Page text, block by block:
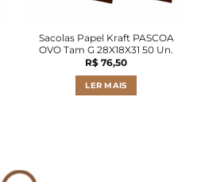
Sacolas Papel Kraft PASCOA
OVO Tam G 28X18X31 50 Un.
R$ 76,50
LER MAIS